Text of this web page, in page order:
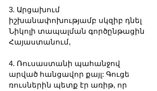
3. Արցախում
իշխանափոխությամբ սկզիբ դնել
Նիկոլի տապալման գործընթացին
Հայաստանում,
4. Ռուսաստանի պահանջով
արված հանցավոր քայլ: Գուցե
ռուսներին պետք էր առիթ, որ